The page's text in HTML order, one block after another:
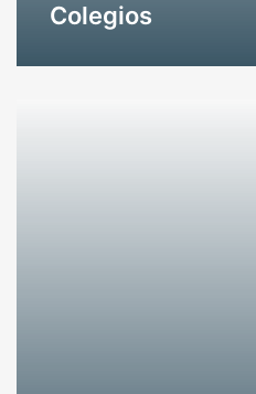
Colegios